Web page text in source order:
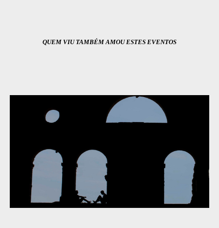
QUEM VIU TAMBÉM AMOU ESTES EVENTOS